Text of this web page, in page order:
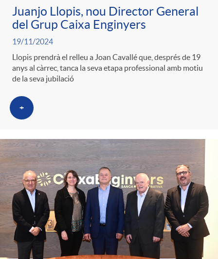
Juanjo Llopis, nou Director General
del Grup Caixa Enginyers
19/11/2024
Llopis prendrà el relleu a Joan Cavallé que, després de 19
anys al càrrec, tanca la seva etapa professional amb motiu
de la seva jubilació
+